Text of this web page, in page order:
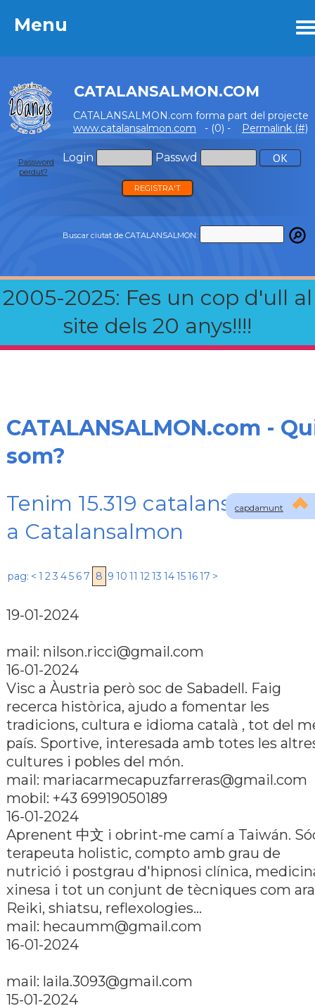
Menu
CATALANSALMON.COM
CATALANSALMON.com forma part del projecte
www.catalansalmon.com - (0) - Permalink (#)
Login Passwd
Password
perdut?
REGISTRA'T
Buscar ciutat de CATALANSALMON:
2005-2025: Fes un cop d'ull al
site dels 20 anys!!!!
Menu
capdamunt
CATALANSALMON.com -
som?
Tenim 15.319 catalans
a Catalansalmon
pag: < 1 23 45 6 7 8 9 10 11 1213 14151617 >
19-01-2024
mail: nilson.ricci@gmail.com
16-01-2024
Visc a Àustria però soc de Sabadell. Faig
recerca històrica, ajudo a fomentar les
tradicions, cultura e idioma català , tot del
paí­s. Sportive, interesada amb totes les
cultures i pobles del món.
mail: mariacarmecapuzfarreras@gmail.com
mobil: +43 69919050189
16-01-2024
Aprenent 中文 i obrint-me camí­ a Taiwán.
terapeuta holistic, compto amb grau de
nutrició i postgrau d'hipnosi clí­nica,
xinesa i tot un conjunt de tècniques com ara
Reiki, shiatsu, reflexologies...
mail: hecaumm@gmail.com
16-01-2024
mail: laila.3093@gmail.com
15-01-2024